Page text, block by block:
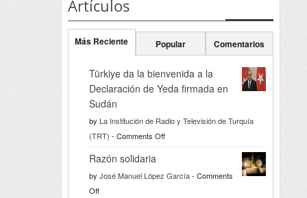
Artículos
Más Reciente Popular Comentarios
Türkiye da la bienvenida a la
Declaración de Yeda firmada en
Sudán
by La Institución de Radio y Televisión de Turquía
(TRT) - Comments Offon
Türkiye
la
Razón solidaria
by José Manuel López García- Comments
Offon